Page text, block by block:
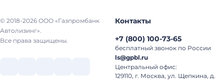
© 2018-2026 ООО «Газпромбанк
Автолизинг».
Все права защищены.
Контакты
+7 (800) 100-73-65
бесплатный звонок по России
ls@gpbl.ru
Центральный офис:
129110, г. Москва, ул. Щепкина, д.